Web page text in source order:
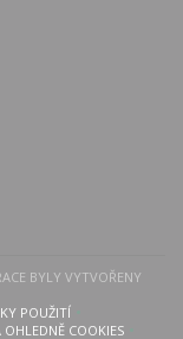
okně))
BYLY VYTVOŘENY
SE V NOVÉM OKNĚ))
POUŽITÍ
((OTEVŘE SE V NOVÉM
OHLEDNĚ COOKIES